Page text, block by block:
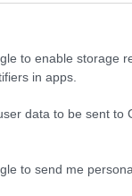
to enable storage
in apps.
data to be sent to
to send me
Tutti